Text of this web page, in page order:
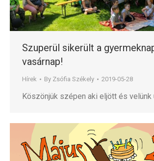
Szuperül sikerült a
vasárnap!
Hírek By Zsófia Székely 2019-05-28
Köszönjük szépen aki eljött és velünk